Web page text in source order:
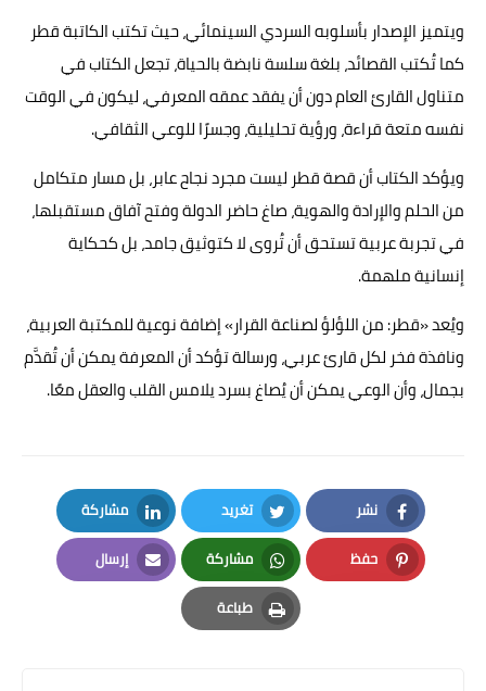
ويتميز الإصدار بأسلوبه السردي السينمائي، حيث تكتب الكاتبة قطر
كما تُكتب القصائد، بلغة سلسة نابضة بالحياة، تجعل الكتاب في
متناول القارئ العام دون أن يفقد عمقه المعرفي، ليكون في الوقت
نفسه متعة قراءة، ورؤية تحليلية، وجسرًا للوعي الثقافي.
ويؤكد الكتاب أن قصة قطر ليست مجرد نجاح عابر، بل مسار متكامل
من الحلم والإرادة والهوية، صاغ حاضر الدولة وفتح آفاق مستقبلها،
في تجربة عربية تستحق أن تُروى لا كتوثيق جامد، بل كحكاية
إنسانية ملهمة.
ويُعد «قطر: من اللؤلؤ لصناعة القرار» إضافة نوعية للمكتبة العربية،
ونافذة فخر لكل قارئ عربي، ورسالة تؤكد أن المعرفة يمكن أن تُقدَّم
بجمال، وأن الوعي يمكن أن يُصاغ بسرد يلامس القلب والعقل معًا.
نشر
Facebook
تغريد
Twitter
مشاركة
LinkedIn
حفظ
Pinterest
مشاركة
Whatsapp
إرسال
Email
طباعة
Print